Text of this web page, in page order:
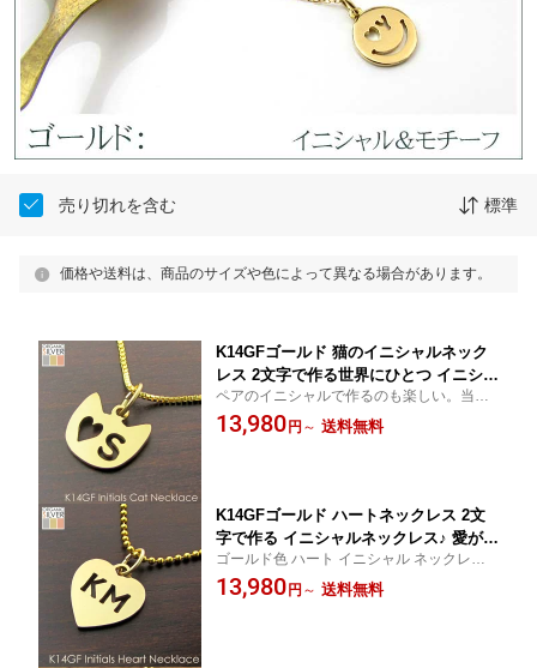
売り切れを含む 標準
価格や送料は、商品のサイズや色によって異なる場合があります。
K14GFゴールド 猫のイニシャルネック
レス 2文字で作る世界にひとつ イニシャ
ルペンダント レディース メンズ【名入
れ】バレンタインデー ホワイトデー ク
ペアのイニシャルで作るのも楽しい。当店
オリジナルなので他の方と被りません。 母
の日
13,980 円 ～ 送料無料
K14GFゴールド ハートネックレス 2文
字で作る イニシャルネックレス♪ 愛があ
ふれる形 手作りオーダー 世界にひとつ
のペンダント レディース メンズ バレン
ゴールド色 ハート イニシャル ネックレス
日本製 ギフト結婚 LOVE プレゼント 母の日
13,980 円 ～ 送料無料